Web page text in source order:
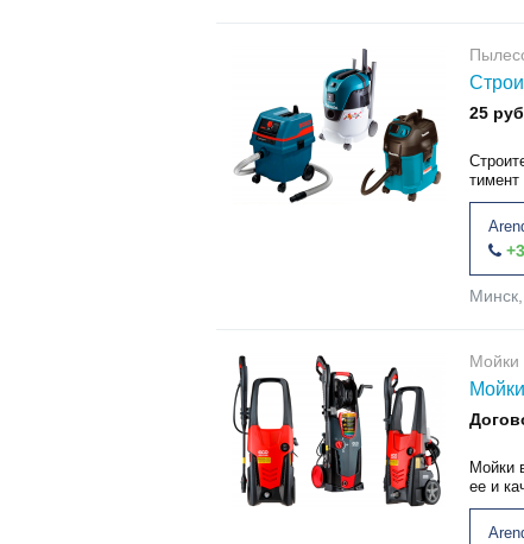
25
тимент
Мойки
Мойки
ее и